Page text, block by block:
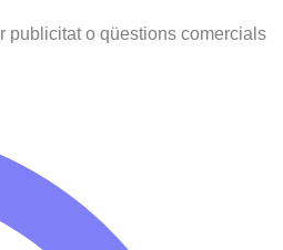
publicitat o qüestions comercials